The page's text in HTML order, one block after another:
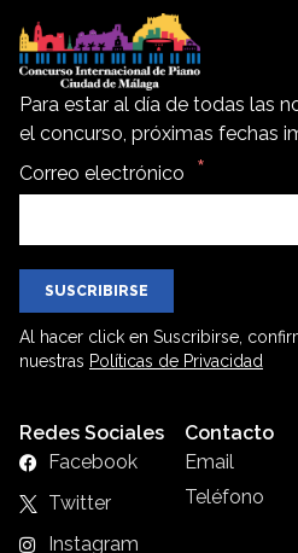
Para estar al día de todas las
el concurso, próximas fechas
Correo electrónico
SUSCRIBIRSE
Al hacer click en Suscribirse,
nuestras Políticas de Privacidad
Redes Sociales
Facebook
Twitter
Instagram
Contacto
Email
Teléfono